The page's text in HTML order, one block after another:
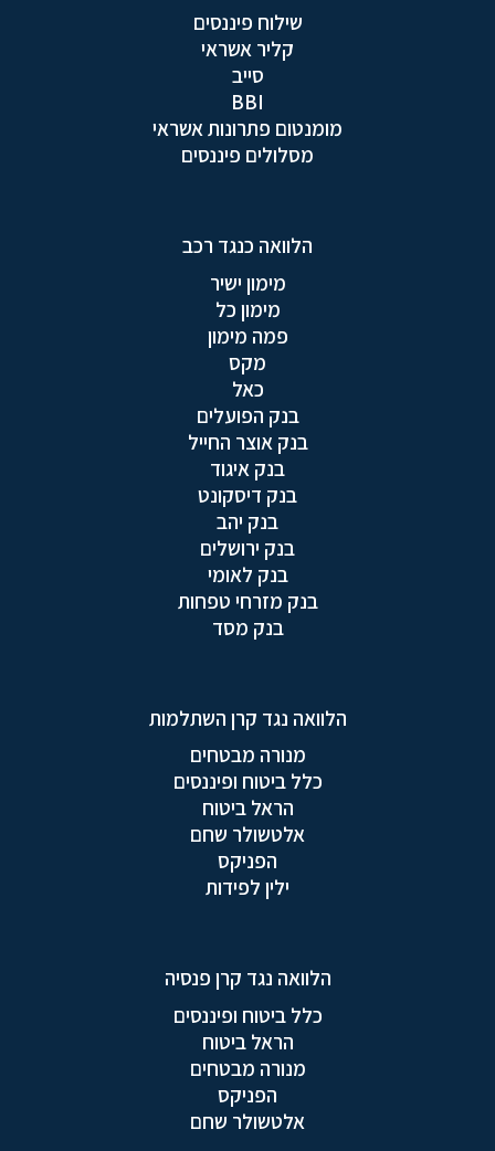
שילוח פיננסים
קליר אשראי
סייב
BBI
מומנטום פתרונות אשראי
מסלולים פיננסים
הלוואה כנגד רכב
מימון ישיר
מימון כל
פמה מימון
מקס
כאל
בנק הפועלים
בנק אוצר החייל
בנק איגוד
בנק דיסקונט
בנק יהב
בנק ירושלים
בנק לאומי
בנק מזרחי טפחות
בנק מסד
הלוואה נגד קרן השתלמות
מנורה מבטחים
כלל ביטוח ופיננסים
הראל ביטוח
אלטשולר שחם
הפניקס
ילין לפידות
הלוואה נגד קרן פנסיה
כלל ביטוח ופיננסים
הראל ביטוח
מנורה מבטחים
הפניקס
אלטשולר שחם